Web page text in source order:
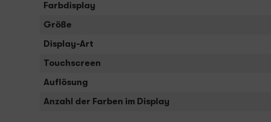
Farbdisplay
Größe
Display-Art
Touchscreen
Auflösung
Anzahl der Farben im Display